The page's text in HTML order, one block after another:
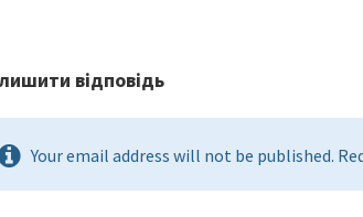
відповідь
Your email address will not be published.